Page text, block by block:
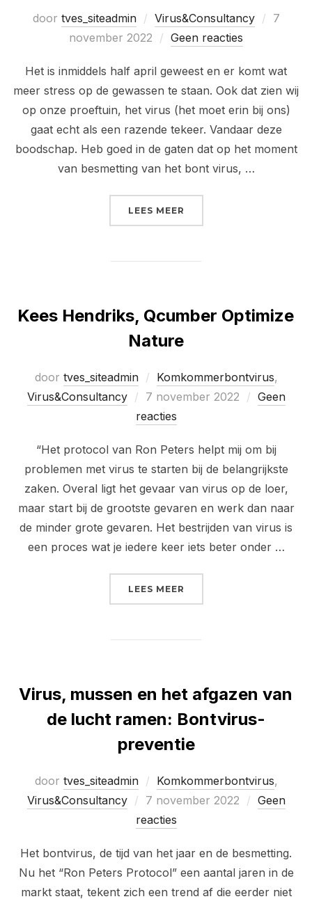
door tves_siteadmin Virus&Consultancy
7
november 2022
Geen reacties
Het is inmiddels half april geweest en er komt wat
meer stress op de gewassen te staan. Ook dat zien wij
op onze proeftuin, het virus (het moet erin bij ons)
gaat echt als een razende tekeer. Vandaar deze
boodschap. Heb goed in de gaten dat op het moment
van besmetting van het bont virus, …
LEES MEER
Kees Hendriks, Qcumber Optimize
Nature
door tves_siteadmin Komkommerbontvirus,
Virus&Consultancy
Geplaatst
op
7 november 2022
Geen
reacties
“Het protocol van Ron Peters helpt mij om bij
problemen met virus te starten bij de belangrijkste
zaken. Overal ligt het gevaar van virus op de loer,
maar start bij de grootste gevaren en werk dan naar
de minder grote gevaren. Het bestrijden van virus is
een proces wat je iedere keer iets beter onder …
LEES MEER
Virus, mussen en het afgazen van
de lucht ramen: Bontvirus-
preventie
door tves_siteadmin Komkommerbontvirus,
Virus&Consultancy
Geplaatst
op
7 november 2022
Geen
reacties
Het bontvirus, de tijd van het jaar en de besmetting.
Nu het “Ron Peters Protocol” een aantal jaren in de
markt staat, tekent zich een trend af die eerder niet